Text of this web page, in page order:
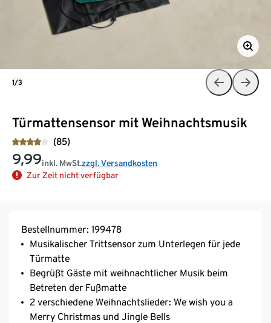
Türmattensensor mit Weihnachtsmusik
(85)
9,99inkl. MwSt.zzgl. Versandkosten
Zur Zeit nicht verfügbar
1/3
Bestellnummer: 199478
Musikalischer Trittsensor zum Unterlegen für jede
Türmatte
Begrüßt Gäste mit weihnachtlicher Musik beim
Betreten der Fußmatte
2 verschiedene Weihnachtslieder: We wish you a
Merry Christmas und Jingle Bells